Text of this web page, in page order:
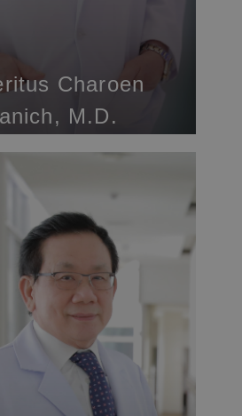
Charoen
M.D.